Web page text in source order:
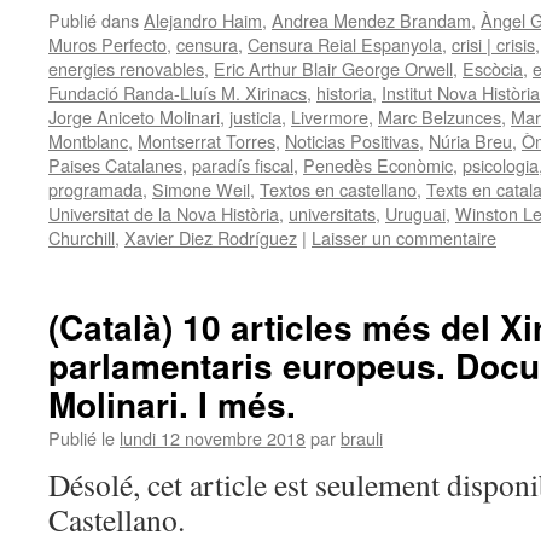
Publié dansAlejandro Haim, Andrea Mendez Brandam, Àngel
Muros Perfecto, censura, Censura Reial Espanyola, crisi | crisis
energies renovables, Eric Arthur Blair George Orwell, Escòcia,
Fundació Randa-Lluís M. Xirinacs, historia, Institut Nova Història
Jorge Aniceto Molinari, justicia, Livermore, Marc Belzunces,
Montblanc, Montserrat Torres, Noticias Positivas, Núria Breu,
Paises Catalanes, paradís fiscal, Penedès Econòmic, psicologia
programada, Simone Weil, Textos en castellano, Texts en catala
Universitat de la Nova Història, universitats, Uruguai, Winston
Churchill, Xavier Diez Rodríguez | Laisser un commentaire
(Català) 10 articles més del
parlamentaris europeus.
Molinari. I més.
Publié le lundi 12 novembre 2018parbrauli
Désolé, cet article est seulement
Castellano.